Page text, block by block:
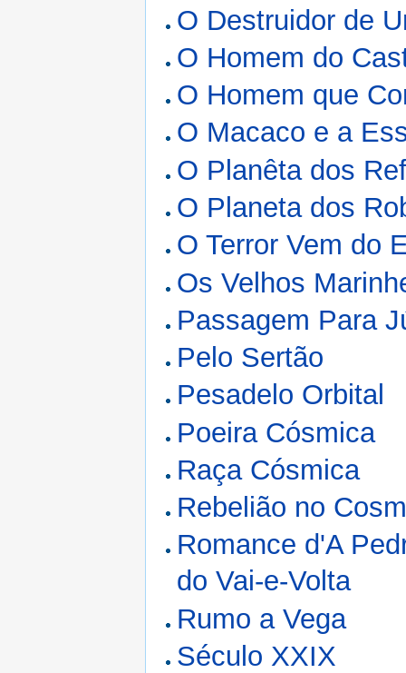
O Destruidor de
O Homem do
O Homem que
O Macaco e a
O Planêta dos
O Planeta dos
O Terror Vem do
Os Velhos
Passagem Para
Pelo Sertão
Pesadelo Orbital
Poeira Cósmica
Raça Cósmica
Rebelião no
Romance d'A
do Vai-e-Volta
Rumo a Vega
Século XXIX